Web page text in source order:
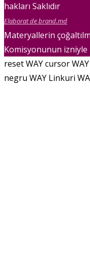
hakları Saklıdır
Elaborat de brand.md
Materyallerin
Komisyonunun izniyle
reset WAYcursor WAY
negru WAY Linkuri